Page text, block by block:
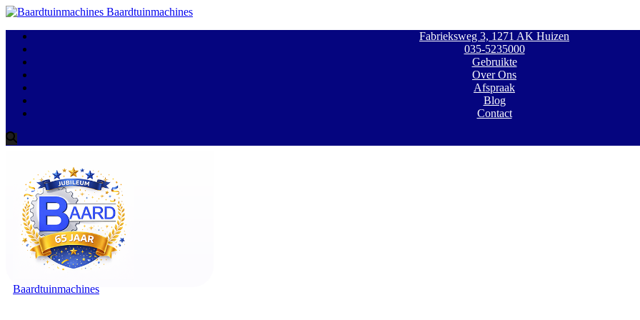
Baardtuinmachines
Fabrieksweg 3, 1271 AK Huizen
035-5235000
Gebruikte
Over Ons
Afspraak
Blog
Contact
Baardtuinmachines